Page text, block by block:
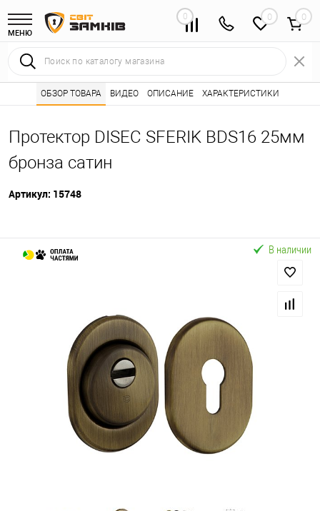
МЕНЮ
0 0
Интернет магазин замков Каталог товаров ⭐ • Броненакладки
Протектор DISEC SFERIK BDS16 25мм
бронза сатин
Артикул: 15748
ОБЗОР ТОВАРА ВИДЕО ОПИСАНИЕ ХАРАКТЕРИСТИКИ
В наличии